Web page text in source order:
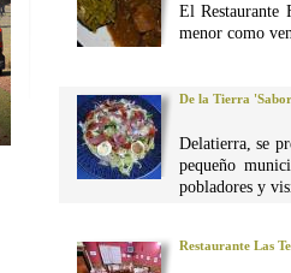
El Restaurante
menor como
De la Tierra
Delatierra, se
pequeño
pobladores y
Restaurante Las